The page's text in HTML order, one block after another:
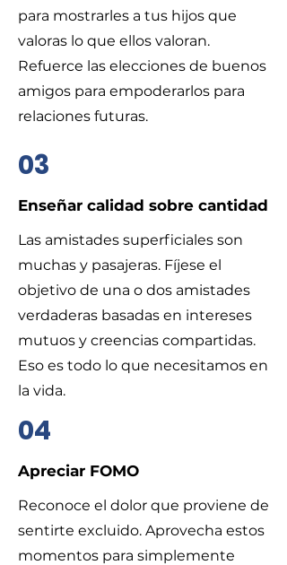
para mostrarles a tus hijos que
valoras lo que ellos valoran.
Refuerce las elecciones de buenos
amigos para empoderarlos para
relaciones futuras.
03
​Enseñar calidad sobre cantidad
​Las amistades superficiales son
muchas y pasajeras. Fíjese el
objetivo de una o dos amistades
verdaderas basadas en intereses
mutuos y creencias compartidas.
Eso es todo lo que necesitamos en
la vida.
04
​Apreciar FOMO
​Reconoce el dolor que proviene de
sentirte excluido. Aprovecha estos
momentos para simplemente